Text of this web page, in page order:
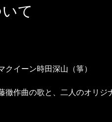
て
イーン時田深山（箏）
徹作曲の歌と、二人のオリジ